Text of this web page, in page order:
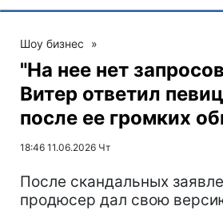
Шоу бизнес »
"На нее нет
Витер ответил
после ее громких
18:46 11.06.2026 Чт
После скандальных
продюсер дал свою